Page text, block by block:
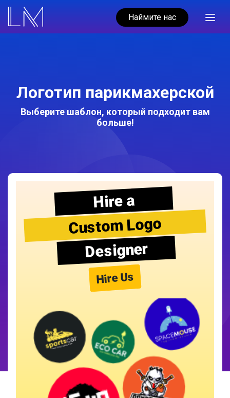
Наймите нас
Логотип парикмахерской
Выберите шаблон, который подходит вам
больше!
Hire a
Custom Logo
Designer
Hire Us